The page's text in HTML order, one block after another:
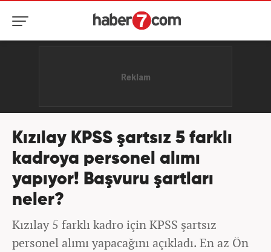
Kızılay KPSS şartsız 5 farklı
kadroya personel alımı
yapıyor! Başvuru şartları
neler?
Kızılay 5 farklı kadro için KPSS şartsız
personel alımı yapacağını açıkladı. En az Ön